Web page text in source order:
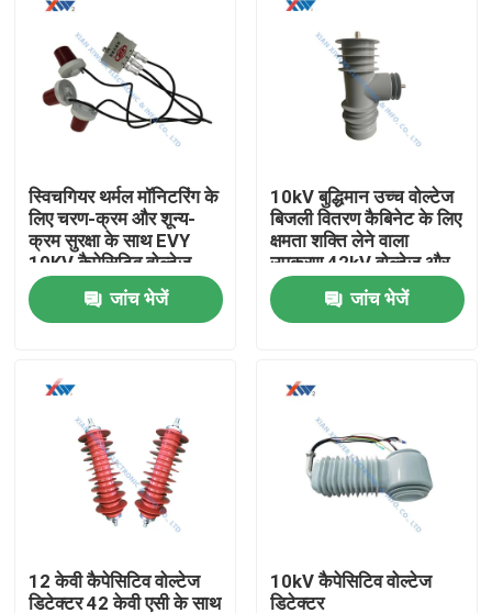
उत्पादों
वीआर दिखाएँ
हमारे बारे में
स्विचगियर थर्मल मॉनिटरिंग के
लिए चरण-क्रम और शून्य-
क्रम सुरक्षा के साथ EVY
10KV कैपेसिटिव वोल्टेज
सेंसर
जांच भेजें
10kV बुद्धिमान उच्च वोल्टेज
बिजली वितरण कैबिनेट के लिए
क्षमता शक्ति लेने वाला
उपकरण 42kV वोल्टेज और
75KV बिजली आवेग प्रतिरोध
के साथ
जांच भेजें
12 केवी कैपेसिटिव वोल्टेज
डिटेक्टर 42 केवी एसी के साथ
10kV कैपेसिटिव वोल्टेज
डिटेक्टर